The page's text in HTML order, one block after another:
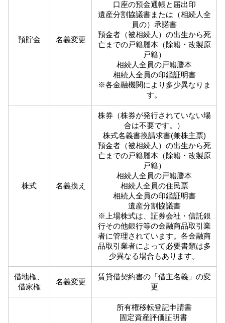
預貯金 名義変更
口座の預金通帳と届出印
遺産分割協議書または（相続人全
員の）承諾書
預金者（被相続人）の出生から死
亡までの戸籍謄本（除籍・改製原
戸籍）
相続人全員の戸籍謄本
相続人全員の印鑑証明書
※各金融機関により多少異なりま
す。
株式 名義換え
株券（株券が発行されていない場
合は不要です。）
株式名義書換請求書(兼株主票)
預金者（被相続人）の出生から死
亡までの戸籍謄本（除籍・改製原
戸籍）
相続人全員の戸籍謄本
相続人全員の住民票
相続人全員の印鑑証明書
遺産分割協議書
※上場株式は、証券会社・信託銀
行その他銀行等の金融商品取引業
者に管理されています。各金融商
品取引業者によって必要書類は多
少異なる場合もあります。
借地権、
借家権
名義変更
賃貸借契約書の「借主名義」の変
更
所有権移転登記申請書
固定資産評価証明書